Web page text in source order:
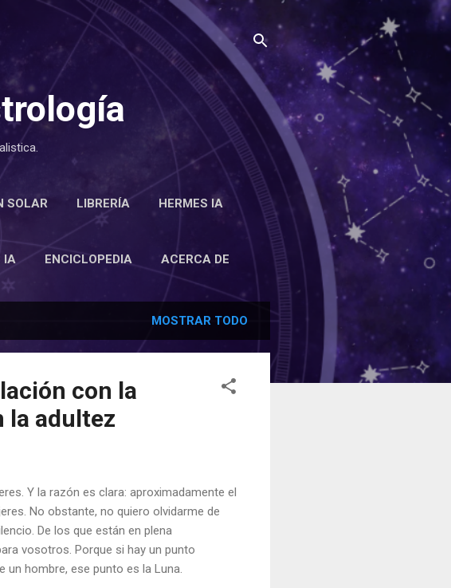
SOLAR LIBRERÍA HERMES IA
MÁS…
IA ENCICLOPEDIA ACERCA DE
MOSTRAR TODO
con la
la adultez
Y la razón es clara: aproximadamente el
No obstante, no quiero olvidarme de
De los que están en plena
vosotros. Porque si hay un punto
hombre, ese punto es la Luna.